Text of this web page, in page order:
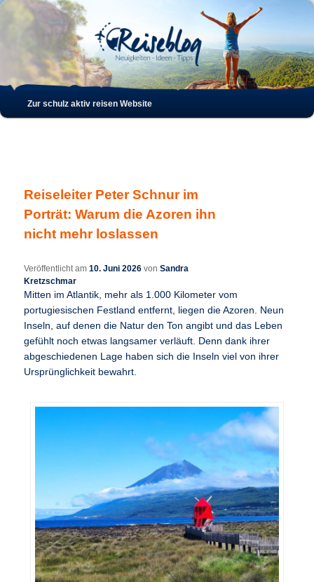
Hauptmenü
Zum
Zum
wechseln
Zur schulz aktiv reisen Website
Reiseleiter Peter Schnur im
Porträt: Warum die Azoren ihn
nicht mehr loslassen
Veröffentlicht am10. Juni 2026 vonSandra
Kretzschmar
Mitten im Atlantik, mehr als 1.000 Kilometer vom
portugiesischen Festland entfernt, liegen die Azoren. Neun
Inseln, auf denen die Natur den Ton angibt und das Leben
gefühlt noch etwas langsamer verläuft. Denn dank ihrer
abgeschiedenen Lage haben sich die Inseln viel von ihrer
Ursprünglichkeit bewahrt.